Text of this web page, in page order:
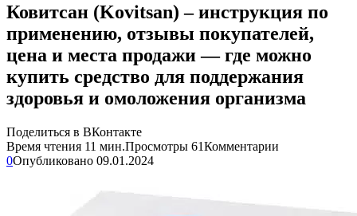
Ковитсан (Kovitsan) – инструкция по
применению, отзывы покупателей,
цена и места продажи — где можно
купить средство для поддержания
здоровья и омоложения организма
Поделиться в ВКонтакте
Время чтения 11 мин.Просмотры 61Комментарии
0Опубликовано 09.01.2024